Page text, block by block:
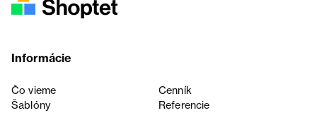
Informácie
Čo vieme
Cenník
Šablóny
Referencie